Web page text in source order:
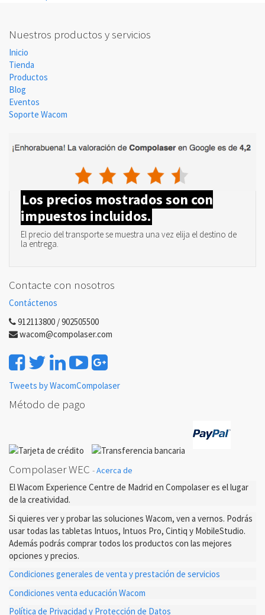
Nuestros productos y servicios
Inicio
Tienda
Productos
Blog
Eventos
Soporte Wacom
Los precios mostrados son con
impuestos incluidos.
El precio del transporte se muestra una vez elija el destino de
la entrega.
Contacte con nosotros
Contáctenos
912113800 / 902505500
wacom@compolaser.com
Tweets by WacomCompolaser
Método de pago
Compolaser WEC -Acerca de
El Wacom Experience Centre de Madrid en Compolaser es el lugar
de la creatividad.
Si quieres ver y probar las soluciones Wacom, ven a vernos. Podrás
usar todas las tabletas Intuos, Intuos Pro, Cintiq y MobileStudio.
Además podrás comprar todos los productos con las mejores
opciones y precios.
Condiciones generales de venta y prestación de servicios
Condiciones venta educación Wacom
Política de Privacidad y Protección de Datos